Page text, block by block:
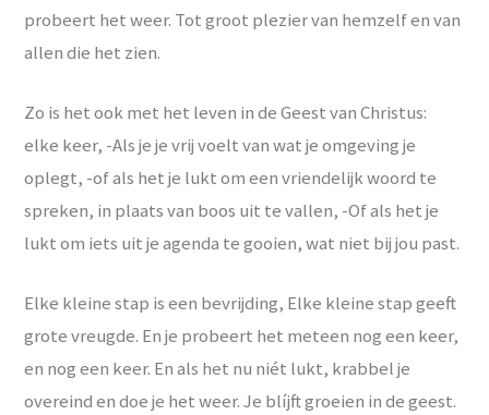
probeert het weer. Tot groot plezier van hemzelf en van
allen die het zien.
Zo is het ook met het leven in de Geest van Christus:
elke keer, -Als je je vrij voelt van wat je omgeving je
oplegt, -of als het je lukt om een vriendelijk woord te
spreken, in plaats van boos uit te vallen, -Of als het je
lukt om iets uit je agenda te gooien, wat niet bij jou past.
Elke kleine stap is een bevrijding, Elke kleine stap geeft
grote vreugde. En je probeert het meteen nog een keer,
en nog een keer. En als het nu niét lukt, krabbel je
overeind en doe je het weer. Je blíjft groeien in de geest.